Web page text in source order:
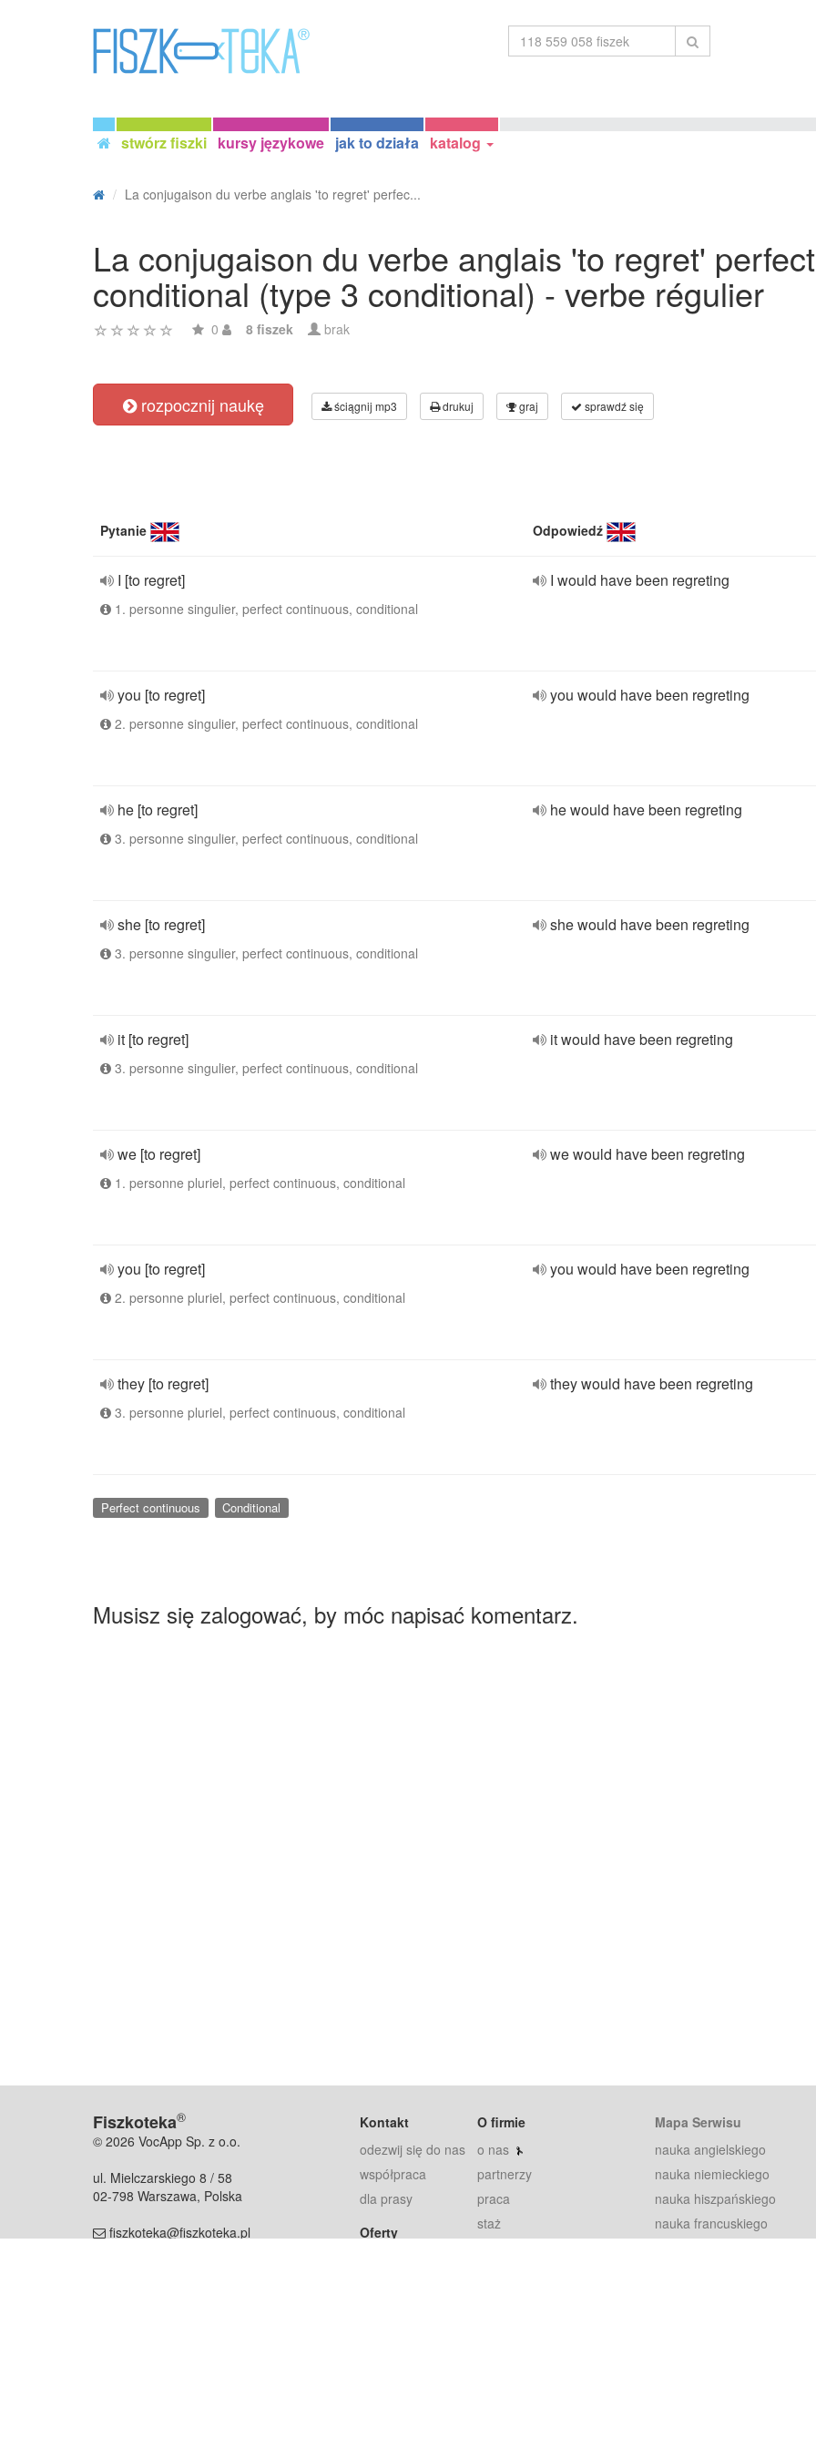
stwórz fiszki kursy językowe jak to działa katalog
La conjugaison du verbe anglais 'to regret' perfec...
La conjugaison du verbe anglais 'to regret'
conditional (type 3 conditional) - verbe régulier
0 8 fiszek brak
rozpocznij naukę ściągnij mp3 drukuj graj sprawdź się
Pytanie Odpowiedź
I [to regret]
1. personne singulier, perfect continuous, conditional
I would have been regreting
you [to regret]
2. personne singulier, perfect continuous, conditional
you would have been regreting
he [to regret]
3. personne singulier, perfect continuous, conditional
he would have been regreting
she [to regret]
3. personne singulier, perfect continuous, conditional
she would have been regreting
it [to regret]
3. personne singulier, perfect continuous, conditional
it would have been regreting
we [to regret]
1. personne pluriel, perfect continuous, conditional
we would have been regreting
you [to regret]
2. personne pluriel, perfect continuous, conditional
you would have been regreting
they [to regret]
3. personne pluriel, perfect continuous, conditional
they would have been regreting
Perfect continuous Conditional
Musisz się zalogować, by móc napisać komentarz.
Fiszkoteka®
© 2026 VocApp Sp. z o.o.
ul. Mielczarskiego 8 / 58
02-798 Warszawa, Polska
fiszkoteka@fiszkoteka.pl
Kontakt
odezwij się do nas
współpraca
dla prasy
Oferty
O firmie
o nas
partnerzy
praca
staż
Mapa Serwisu
nauka angielskiego
nauka niemieckiego
nauka hiszpańskiego
nauka francuskiego